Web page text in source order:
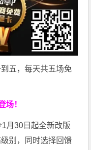
五，每天共五场免
场！
1月30日起全新改版
别，同时选择回馈